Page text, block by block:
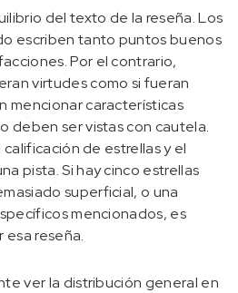
del texto de la reseña. Los
escriben tanto puntos buenos
Por el contrario,
virtudes como si fueran
mencionar características
deben ser vistas con cautela.
de estrellas y el
pista. Si hay cinco estrellas
superficial, o una
mencionados, es
esa reseña.
ver la distribución general en